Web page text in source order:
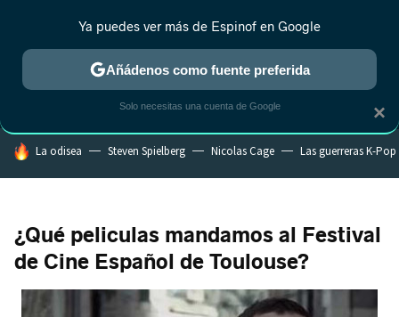
MENÚ NUEVO
ESTRENOS REALITY ANIME RANKINGS CINE
HOY SE HABLA DE
La odisea Steven Spielberg Nicolas Cage Las guerreras K-Pop
¿Qué peliculas mandamos al Festival
de Cine Español de Toulouse?
×
Ya puedes ver más de Espinof en Google
Añádenos como fuente preferida
Solo necesitas una cuenta de Google